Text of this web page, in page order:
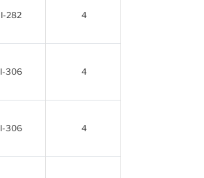
I-282 4
I-306 4
I-306 4